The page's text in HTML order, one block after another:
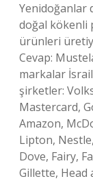
Yenidoğanlar
doğal kökenli
ürünleri
Cevap:
markalar
şirketler:
Mastercard,
Amazon,
Lipton,
Dove, Fairy,
Gillette, Head